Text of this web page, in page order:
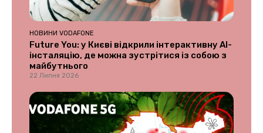
НОВИНИ VODAFONE
Future You: у Києві відкрили інтерактивну AI-
інсталяцію, де можна зустрітися із собою з
майбутнього
22 Липня 2026